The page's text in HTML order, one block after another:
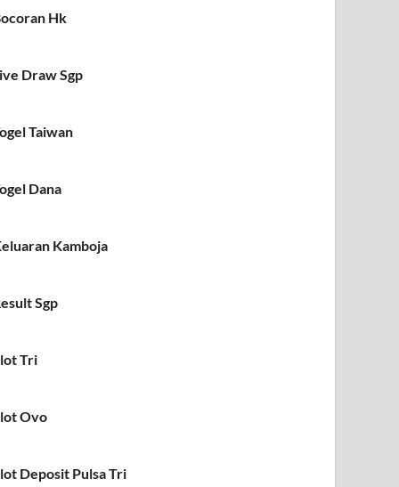
Hk
Draw Sgp
Taiwan
Dana
Kamboja
Sgp
Tri
Ovo
Deposit Pulsa Tri